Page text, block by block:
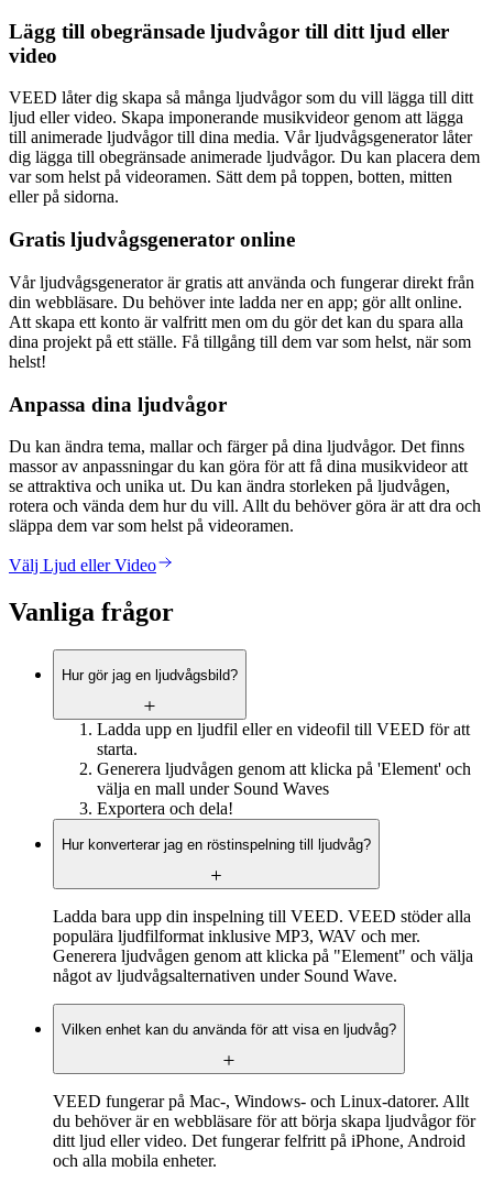
Lägg till obegränsade ljudvågor till ditt ljud eller
video
VEED låter dig skapa så många ljudvågor som du vill lägga till ditt
ljud eller video. Skapa imponerande musikvideor genom att lägga
till animerade ljudvågor till dina media. Vår ljudvågsgenerator låter
dig lägga till obegränsade animerade ljudvågor. Du kan placera dem
var som helst på videoramen. Sätt dem på toppen, botten, mitten
eller på sidorna.
Gratis ljudvågsgenerator online
Vår ljudvågsgenerator är gratis att använda och fungerar direkt från
din webbläsare. Du behöver inte ladda ner en app; gör allt online.
Att skapa ett konto är valfritt men om du gör det kan du spara alla
dina projekt på ett ställe. Få tillgång till dem var som helst, när som
helst!
Anpassa dina ljudvågor
Du kan ändra tema, mallar och färger på dina ljudvågor. Det finns
massor av anpassningar du kan göra för att få dina musikvideor att
se attraktiva och unika ut. Du kan ändra storleken på ljudvågen,
rotera och vända dem hur du vill. Allt du behöver göra är att dra och
släppa dem var som helst på videoramen.
Välj Ljud eller Video
Vanliga frågor
Hur gör jag en ljudvågsbild?
Ladda upp en ljudfil eller en videofil till VEED för att
starta.
Generera ljudvågen genom att klicka på 'Element' och
välja en mall under Sound Waves
Exportera och dela!
Hur konverterar jag en röstinspelning till ljudvåg?
Ladda bara upp din inspelning till VEED. VEED stöder alla
populära ljudfilformat inklusive MP3, WAV och mer.
Generera ljudvågen genom att klicka på "Element" och välja
något av ljudvågsalternativen under Sound Wave.
Vilken enhet kan du använda för att visa en ljudvåg?
VEED fungerar på Mac-, Windows- och Linux-datorer. Allt
du behöver är en webbläsare för att börja skapa ljudvågor för
ditt ljud eller video. Det fungerar felfritt på iPhone, Android
och alla mobila enheter.